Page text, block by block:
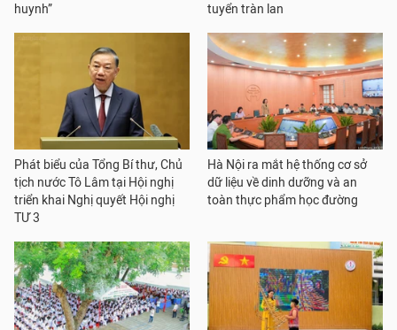
huynh”
tuyển tràn lan
Phát biểu của Tổng Bí thư, Chủ
tịch nước Tô Lâm tại Hội nghị
triển khai Nghị quyết Hội nghị
TƯ 3
Hà Nội ra mắt hệ thống cơ sở
dữ liệu về dinh dưỡng và an
toàn thực phẩm học đường